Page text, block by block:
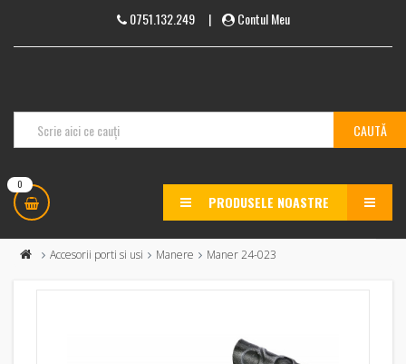
0751.132.249| Contul Meu
0
PRODUSELE NOASTRE MENU
Accesorii porti si usi Manere Maner 24-023